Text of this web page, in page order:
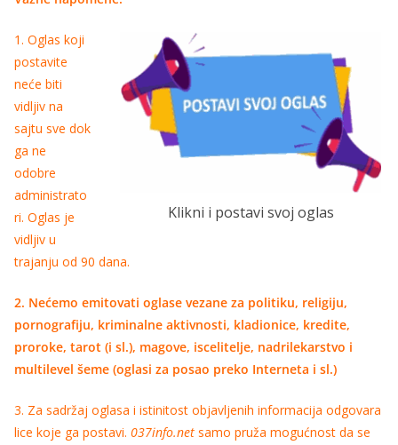
Klikni i postavi svoj oglas
1. Oglas koji
postavite
neće biti
vidljiv na
sajtu sve dok
ga ne
odobre
administrato
ri. Oglas je
vidljiv u
trajanju od 90 dana.
2. Nećemo emitovati oglase vezane za politiku, religiju,
pornografiju, kriminalne aktivnosti, kladionice, kredite,
proroke, tarot (i sl.), magove, iscelitelje, nadrilekarstvo i
multilevel šeme (oglasi za posao preko Interneta i sl.)
3. Za sadržaj oglasa i istinitost objavljenih informacija odgovara
lice koje ga postavi. 037info.net samo pruža mogućnost da se